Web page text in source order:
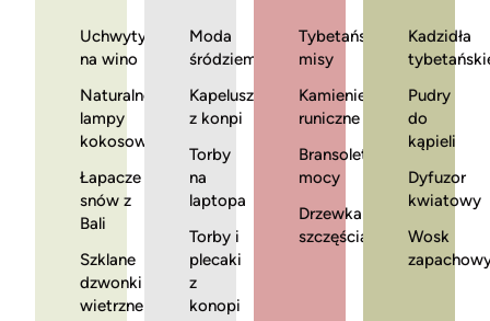
Uchwyty
na wino
Naturalne
lampy
kokosowe
Łapacze
snów z
Bali
Szklane
dzwonki
wietrzne
Moda
śródziemnomorska
Kapelusze
z konpi
Torby
na
laptopa
Torby i
plecaki
z
konopi
Tybetańskie
misy
Kamienie
runiczne
Bransoletki
mocy
Drzewka
szczęścia
Kadzidła
Pudry
do
kąpieli
Dyfuzor
kwiatowy
Wosk